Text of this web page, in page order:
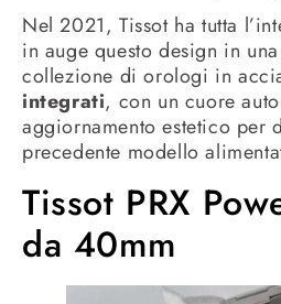
Nel 2021, Tissot ha tutta
in auge questo design in
collezione di orologi in
integrati, con un cuore
aggiornamento estetico per
precedente modello
Tissot PRX
da 40mm